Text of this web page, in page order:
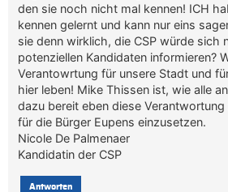
den sie noch nicht mal kennen! ICH
kennen gelernt und kann nur eins
sie denn wirklich, die CSP würde sich
potenziellen Kandidaten informieren?
Verantowrtung für unsere Stadt und
hier leben! Mike Thissen ist, wie alle
dazu bereit eben diese
für die Bürger Eupens einzusetzen.
Nicole De Palmenaer
Kandidatin der CSP
Antworten